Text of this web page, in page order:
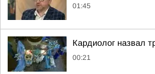
01:45
Кардиолог назвал
00:21